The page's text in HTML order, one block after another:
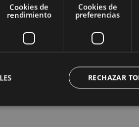
selección de
canciones, una
Pro Junior y
Chiquito
Hendrik
Cookies de
rendimiento
Cookies de
preferencias
RECHAZAR